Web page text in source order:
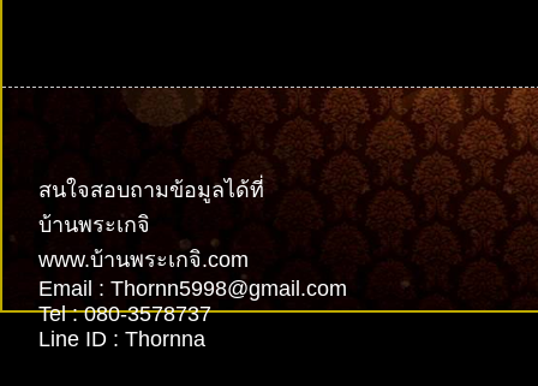
สนใจสอบถามข้อมูลได้ที่
บ้านพระเกจิ
www.บ้านพระเกจิ.com
Email : Thornn5998@gmail.com
Tel : 080-3578737
Line ID : Thornna